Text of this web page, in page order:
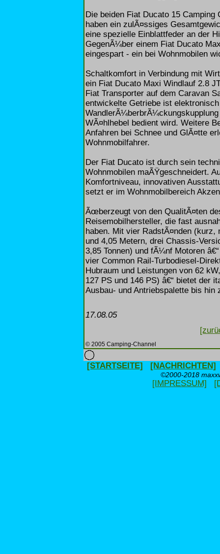
Die beiden Fiat Ducato 15
haben ein zulÃ¤ssiges
eine spezielle Einblattfeder an der
GegenÃ¼ber einem Fiat Ducato
eingespart - ein bei Wohnmobilen
Schaltkomfort in Verbindung mit
ein Fiat Ducato Maxi Windlauf 2.8
Fiat Transporter auf dem Caravan
entwickelte Getriebe ist
WÃ¤hlhebel bedient wird. Weitere
Anfahren bei Schnee und GlÃ¤tte
Wohnmobilfahrer.
Der Fiat Ducato ist durch sein
Wohnmobilen maÃŸgeschneidert.
Komfortniveau, innovativen
setzt er im Wohnmobilbereich
Ãœberzeugt von den QualitÃ¤ten
Reisemobilhersteller, die fast
haben. Mit vier RadstÃ¤nden
und 4,05 Metern, drei Chassis-
3,85 Tonnen) und fÃ¼nf Motoren
vier Common Rail-Turbodiesel-
Hubraum und Leistungen von 62
127 PS und 146 PS) â€“ bietet der
Ausbau- und Antriebspalette bis hin
17.08.05
© 2005 Camping-Channel
[STARTSEITE] [NACHRICHTEN]
©2000-2018
[IMPRESSUM]